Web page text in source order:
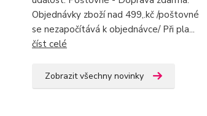
Objednávky zboží nad 499,.kč /poštovné
se nezapočítává k objednávce/ Při pla...
číst celé
Zobrazit všechny novinky